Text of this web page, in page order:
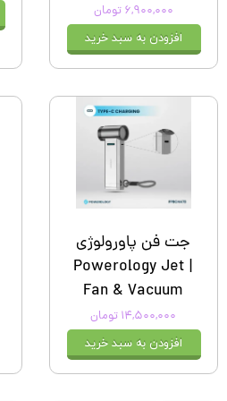
۶,۹۰۰,۰۰۰ تومان
افزودن به سبد خرید
جت فن پاورولوژی
| Powerology Jet
Fan & Vacuum
۱۴,۵۰۰,۰۰۰ تومان
افزودن به سبد خرید